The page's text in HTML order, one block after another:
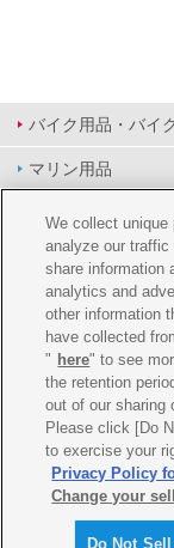
バイク用品・バイ
マリン用品
PAS/YPJ用品
その他用品
イベント&エンタ
オンラインショップ
企業情報
ご利用規約 推薦環境
We collect
analyze our
share information
analytics and
other information
have collected
" here" to see
the retention
out of our sharing
Please click [Do
to exercise your
Privacy Policy
Change your
Do Not